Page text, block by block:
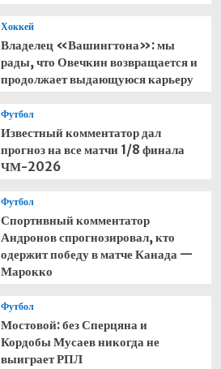
Хоккей
Владелец «Вашингтона»: мы
рады, что Овечкин возвращается и
продолжает выдающуюся карьеру
Футбол
Известный комментатор дал
прогноз на все матчи 1/8 финала
ЧМ-2026
Футбол
Спортивный комментатор
Андронов спрогнозировал, кто
одержит победу в матче Канада —
Марокко
Футбол
Мостовой: без Сперцяна и
Кордобы Мусаев никогда не
выиграет РПЛ